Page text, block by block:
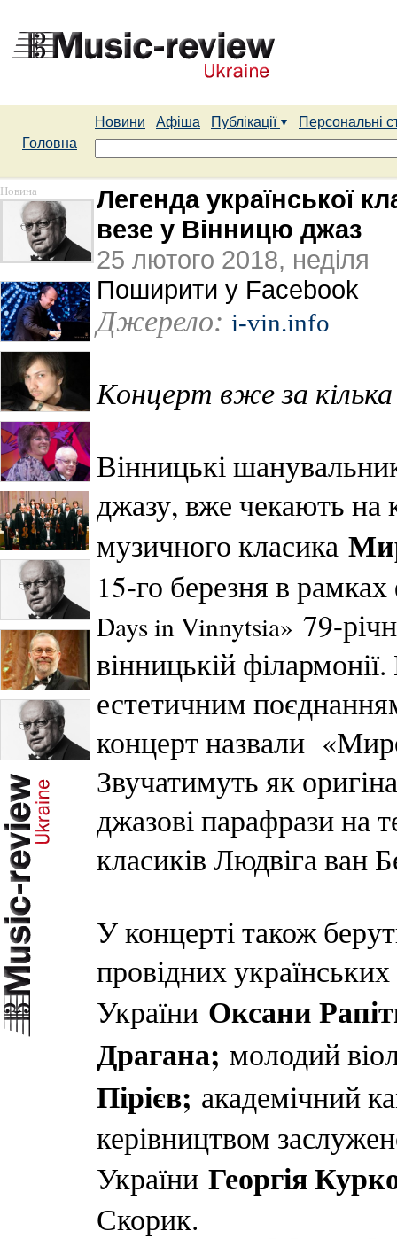
Новини Афіша Публікації
Персональні
Головна
Новина
Легенда української
везе у Вінницю джаз
25 лютого 2018, неділя
Поширити у Facebook
Джерело: i-vin.info
Концерт вже за
Вінницькі
джазу, вже чекають на
музичного класика
15-го березня в
Days in Vinnytsia» 79-
вінницькій
естетичним
концерт назвали
Звучатимуть як
джазові парафрази на
класиків Людвіга ван
У концерті також
провідних українських
України Оксани
Драгана; молодий
Пірієв; академічний
керівництвом
України Георгія
Скорик.